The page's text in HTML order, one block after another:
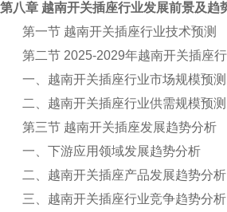
第八章 越南开关插座行业发展前景及趋
第一节 越南开关插座行业技术预测
第二节 2025-2029年越南开关插座
一、越南开关插座行业市场规模预测
二、越南开关插座行业供需规模预测
第三节 越南开关插座发展趋势分析
一、下游应用领域发展趋势分析
二、越南开关插座产品发展趋势分析
三、越南开关插座行业竞争趋势分析